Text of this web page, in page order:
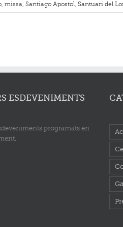
, missa, Santiago Apostol, Santuari del
ESDEVENIMENTS
programats en